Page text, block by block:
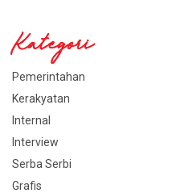
Kategori
Pemerintahan
Kerakyatan
Internal
Interview
Serba Serbi
Grafis